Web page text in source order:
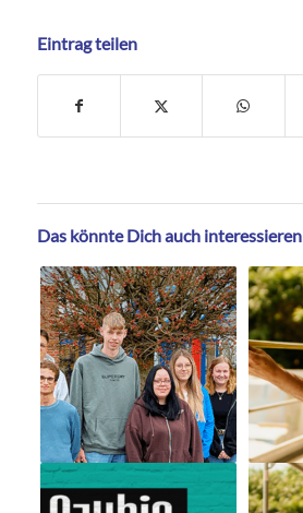
Eintrag teilen
Das könnte Dich auch interessieren